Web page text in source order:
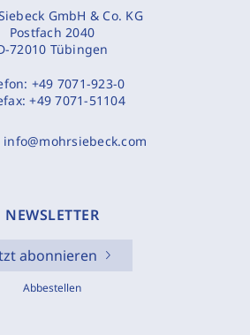
GmbH & Co. KG
Postfach 2040
72010 Tübingen
+49 7071-923-0
+49 7071-51104
info@mohrsiebeck.com
NEWSLETTER
abonnieren
Abbestellen